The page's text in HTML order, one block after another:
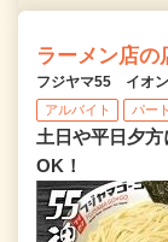
ラーメン店の
フジヤマ55 イオ
アルバイト パート
土日や平日夕
OK！